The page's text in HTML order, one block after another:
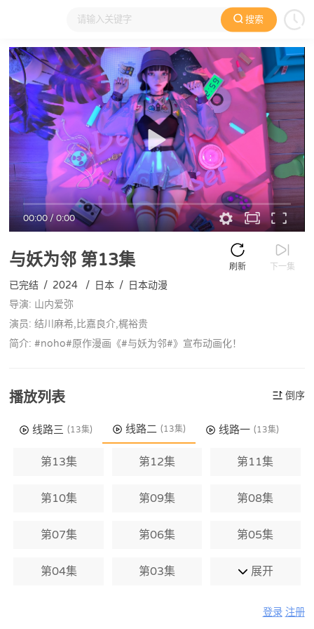
搜索
大家在看 日本动漫 国产动漫 欧美动漫 动漫电影
00:00/0:00
与妖为邻 第13集 下一集
刷新
已完结 / 2024 / 日本 / 日本动漫
导演: 山内爱弥
演员: 结川麻希,比嘉良介,梶裕贵
简介: #noho#原作漫画《#与妖为邻#》宣布动画化！
播放列表 倒序
线路三 (13集) 线路二 (13集) 线路一 (13集)
第13集 第12集 第11集
第10集 第09集 第08集
第07集 第06集 第05集
第04集 第03集 展开
登录 注册